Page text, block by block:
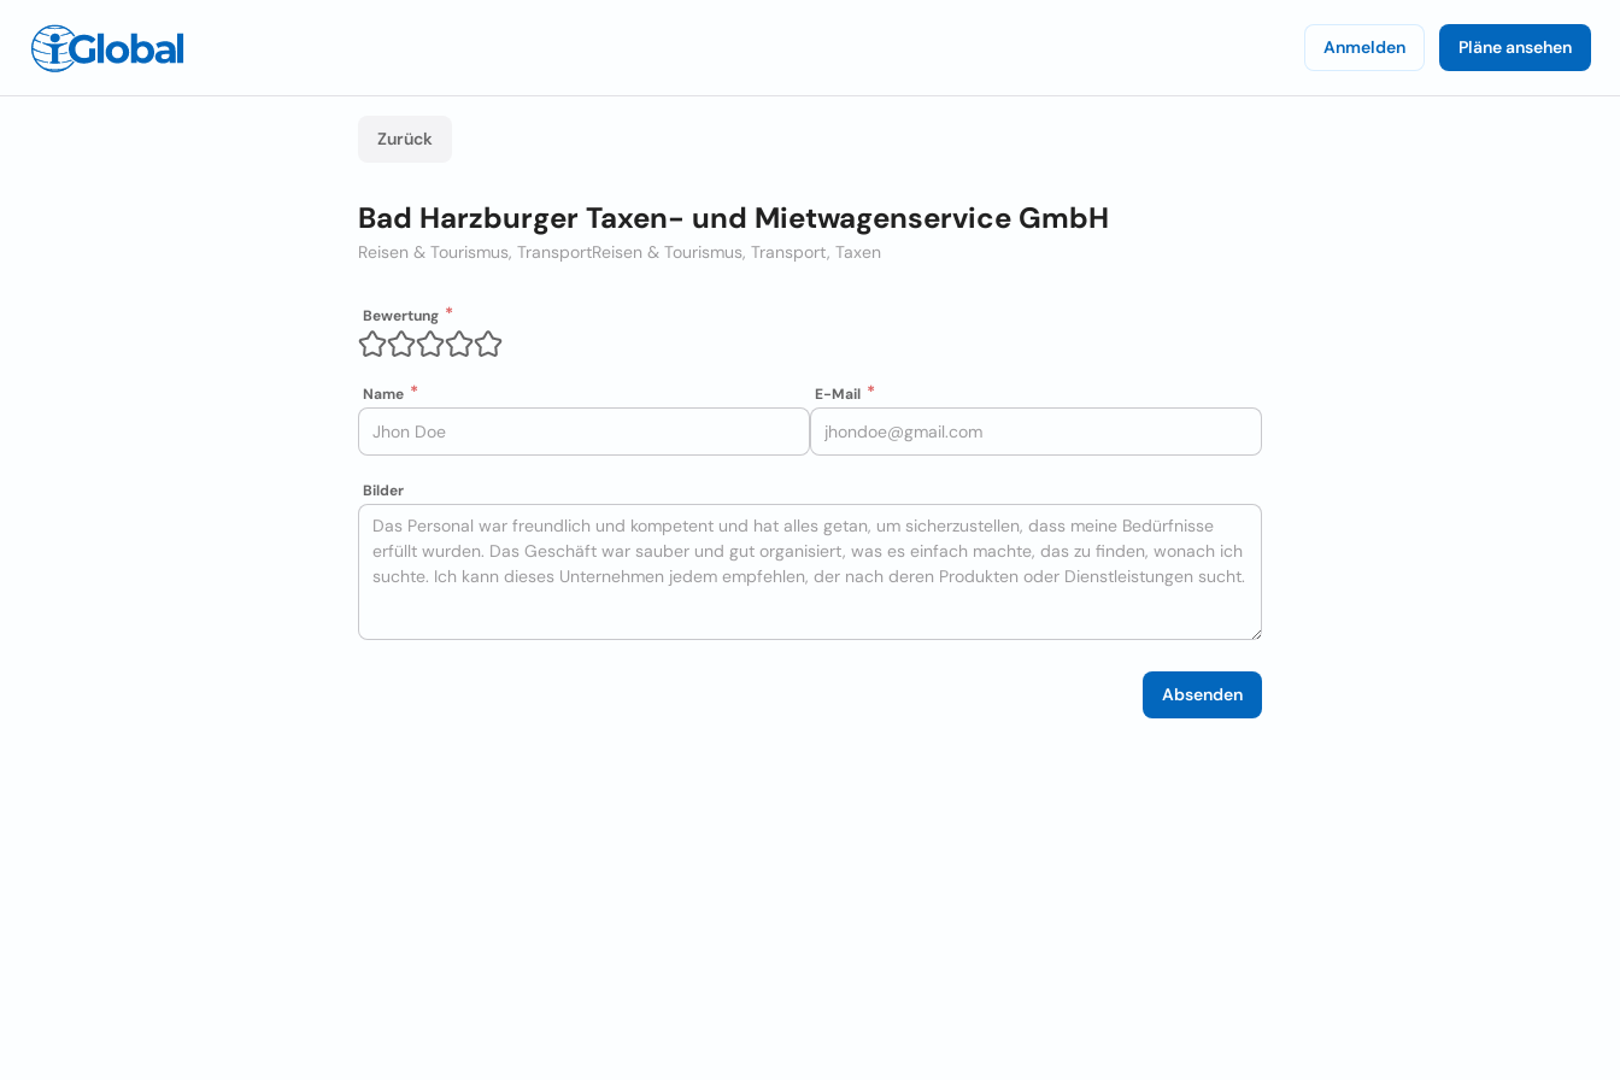
Anmelden Pläne ansehen
Zurück
Bad Harzburger Taxen- und Mietwagenservice GmbH
Reisen & Tourismus, TransportReisen & Tourismus, Transport, Taxen
Bewertung
Name E-Mail
Bilder
Absenden